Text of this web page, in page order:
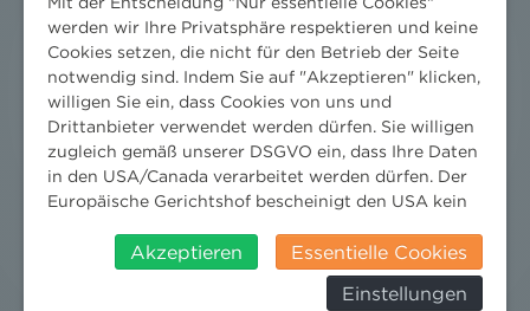
DER NEWS ALERT JUNI 2026 IST DA!
18. Juni 2026
Jetzt die neuesten Rechts-Updates holen.
werden wir Ihre Privatsphäre respektieren und keine
Cookies setzen, die nicht für den Betrieb der Seite
notwendig sind. Indem Sie auf "Akzeptieren" klicken,
willigen Sie ein, dass Cookies von uns und
Drittanbieter verwendet werden dürfen. Sie willigen
zugleich gemäß unserer DSGVO ein, dass Ihre Daten
in den USA/Canada verarbeitet werden dürfen. Der
Europäische Gerichtshof bescheinigt den USA kein
insbesondere das Risiko, dass ihre Daten durch US-
Behörden, zu Kontroll- und zu
Überwachungszwecken, verarbeitet werden und
Akzeptieren
Essentielle Cookies
Einstellungen